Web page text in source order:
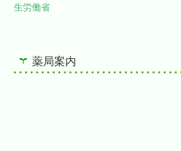
薬局案内
生労働省